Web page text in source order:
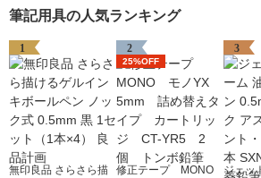
筆記用具の人気ランキング
1
無印良品 さらさら描
2
25%OFF
修正テープ MONO
3
ジェッ